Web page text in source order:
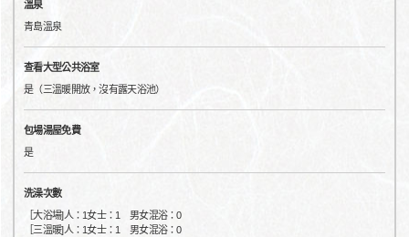
溫泉
青島溫泉
查看大型公共浴室
是（三溫暖開放，沒有露天浴池）
包場湯屋免費
是
洗澡次數
［大浴場]人：1女士：1 男女混浴：0
［三溫暖]人：1女士：1 男女混浴：0